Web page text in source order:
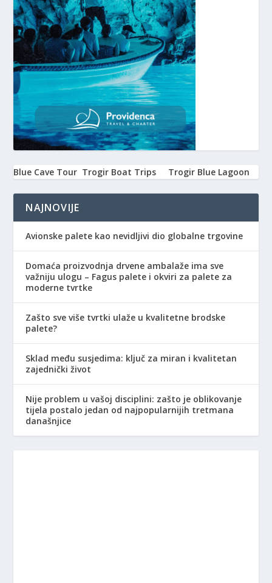
Blue Cave Tour Trogir Boat Trips Trogir Blue Lagoon
NAJNOVIJE
Avionske palete kao nevidljivi dio globalne trgovine
Domaća proizvodnja drvene ambalaže ima sve
važniju ulogu – Fagus palete i okviri za palete za
moderne tvrtke
Zašto sve više tvrtki ulaže u kvalitetne brodske
palete?
Sklad među susjedima: ključ za miran i kvalitetan
zajednički život
Nije problem u vašoj disciplini: zašto je oblikovanje
tijela postalo jedan od najpopularnijih tretmana
današnjice